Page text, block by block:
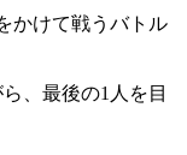
かけて戦う バトル
、 最後の1人 を目